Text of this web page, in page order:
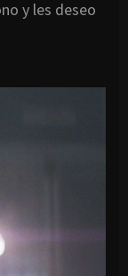
y les deseo